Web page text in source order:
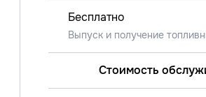
Бесплатно
Выпуск и получение
Стоимость